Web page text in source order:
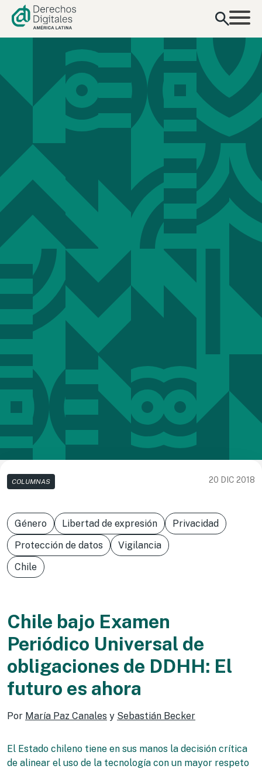
contenido
COLUMNAS 20 DIC 2018
Género Libertad de expresión
Privacidad
Protección de datos
Vigilancia
Chile
Chile bajo Examen
Periódico Universal de
obligaciones de DDHH: El
futuro es ahora
Por María Paz Canales y Sebastián Becker
El Estado chileno tiene en sus manos la decisión crítica
de alinear el uso de la tecnología con un mayor respeto